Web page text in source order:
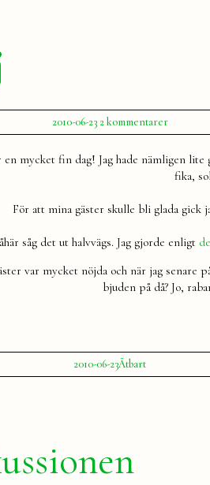
Publicerat
av
Julia
2010-06-23 2 kommentarertill
en mycket fin dag! Jag hade nämligen
fika,
För att mina gäster skulle bli glada
såg det ut halvvägs. Jag gjorde enligt
var mycket nöjda och när jag senare
bjuden på då? Jo,
Publicerat
av
Julia
2010-06-23Publicerat
i
Ätbart